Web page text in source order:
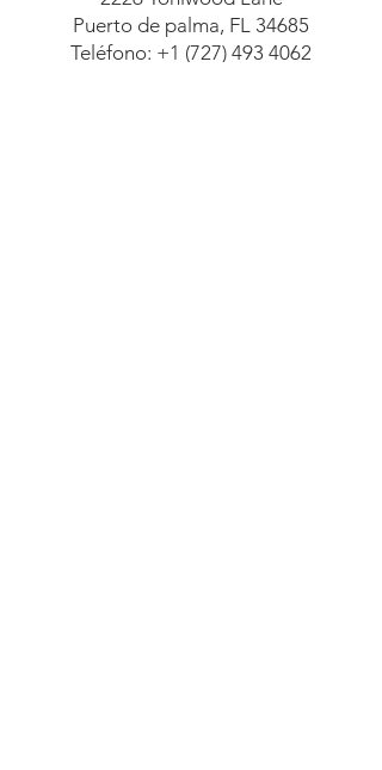
Puerto de palma, FL 34685
Teléfono: +1 (727) 493 4062